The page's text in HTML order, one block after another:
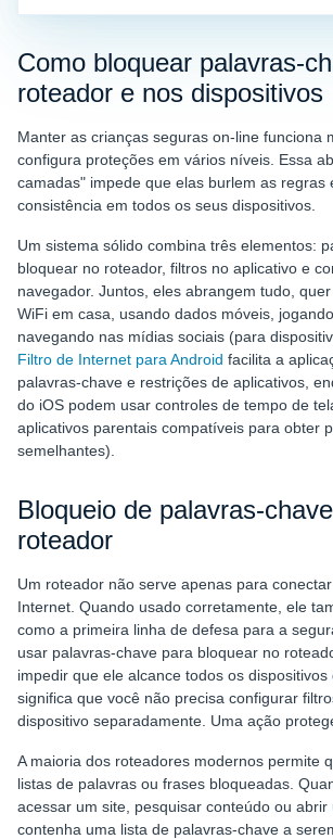
Como bloquear palavras-
roteador e nos dispositivos
Manter as crianças seguras on-line funciona
configura proteções em vários níveis. Essa
camadas" impede que elas burlem as regras
consistência em todos os seus dispositivos.
Um sistema sólido combina três elementos:
bloquear no roteador, filtros no aplicativo e
navegador. Juntos, eles abrangem tudo,
WiFi em casa, usando dados móveis,
navegando nas mídias sociais (para
Filtro de Internet para Android facilita a
palavras-chave e restrições de aplicativos,
do iOS podem usar controles de tempo de
aplicativos parentais compatíveis para obter
semelhantes).
Bloqueio de palavras-
roteador
Um roteador não serve apenas para
Internet. Quando usado corretamente, ele
como a primeira linha de defesa para a
usar palavras-chave para bloquear no
impedir que ele alcance todos os
significa que você não precisa configurar
dispositivo separadamente. Uma ação
A maioria dos roteadores modernos permite
listas de palavras ou frases bloqueadas.
acessar um site, pesquisar conteúdo ou abrir
contenha uma lista de palavras-chave a